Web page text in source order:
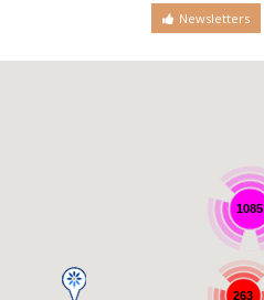
Newsletters
1085
263